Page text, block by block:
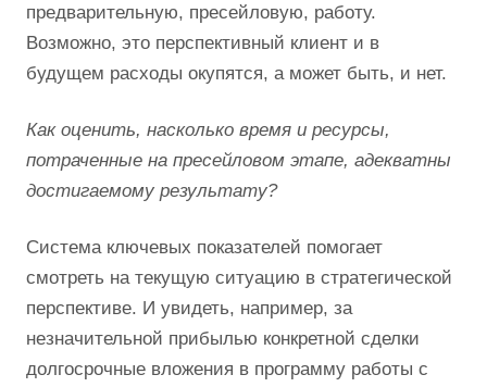
предварительную, пресейловую, работу.
Возможно, это перспективный клиент и в
будущем расходы окупятся, а может быть, и нет.
Как оценить, насколько время и ресурсы,
потраченные на пресейловом этапе, адекватны
достигаемому результату?
Система ключевых показателей помогает
смотреть на текущую ситуацию в стратегической
перспективе. И увидеть, например, за
незначительной прибылью конкретной сделки
долгосрочные вложения в программу работы с